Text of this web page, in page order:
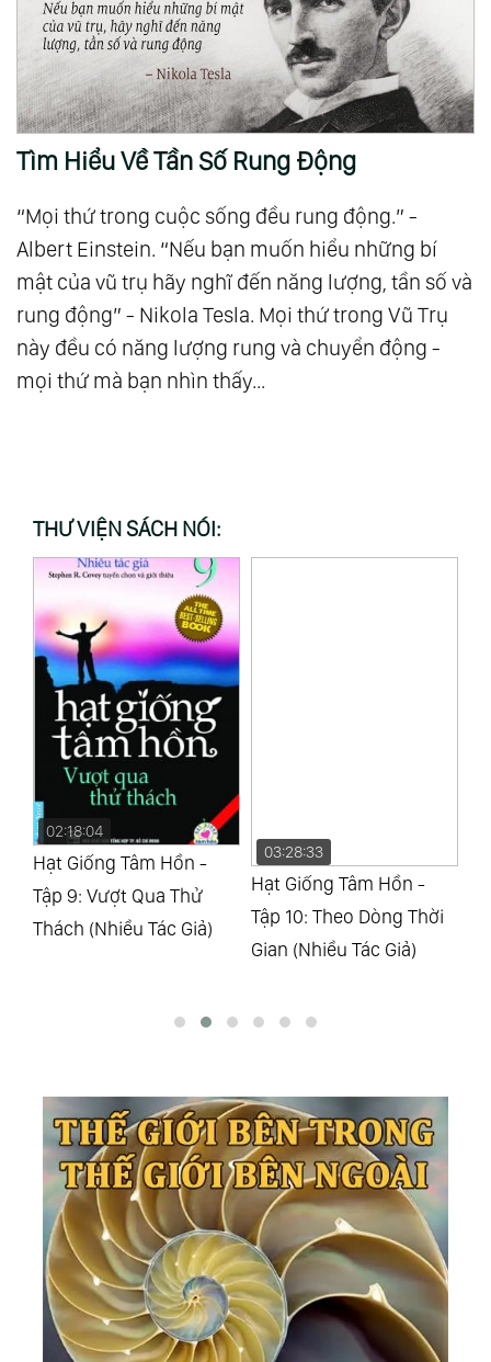
Tìm Hiểu Về Tần Số Rung Động
“Mọi thứ trong cuộc sống đều rung động.” -
Albert Einstein. “Nếu bạn muốn hiểu những bí
mật của vũ trụ hãy nghĩ đến năng lượng, tần số và
rung động” - Nikola Tesla. Mọi thứ trong Vũ Trụ
này đều có năng lượng rung và chuyển động -
mọi thứ mà bạn nhìn thấy...
THƯ VIỆN SÁCH NÓI:
02:18:04
Hạt Giống Tâm Hồn -
Tập 9: Vượt Qua Thử
Thách (Nhiều Tác Giả)
Hạt Giống Tâm Hồn -
Tập 10: Theo Dòng Thời
Gian (Nhiều Tác Giả)